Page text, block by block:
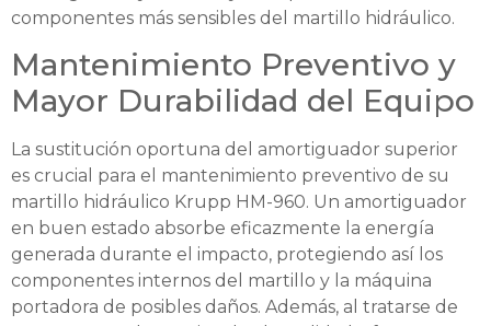
componentes más sensibles del martillo hidráulico.
Mantenimiento Preventivo y
Mayor Durabilidad del Equipo
La sustitución oportuna del amortiguador superior
es crucial para el mantenimiento preventivo de su
martillo hidráulico Krupp HM-960. Un amortiguador
en buen estado absorbe eficazmente la energía
generada durante el impacto, protegiendo así los
componentes internos del martillo y la máquina
portadora de posibles daños. Además, al tratarse de